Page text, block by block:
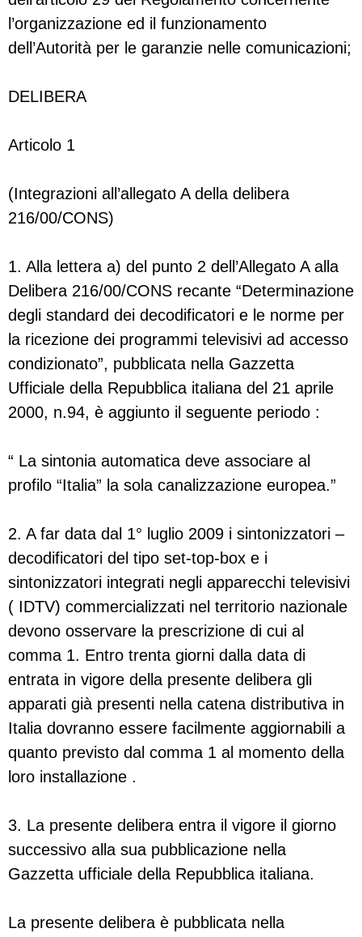
l’organizzazione ed il funzionamento
dell’Autorità per le garanzie nelle comunicazioni;
DELIBERA
Articolo 1
(Integrazioni all’allegato A della delibera
216/00/CONS)
1. Alla lettera a) del punto 2 dell’Allegato A alla
Delibera 216/00/CONS recante “Determinazione
degli standard dei decodificatori e le norme per
la ricezione dei programmi televisivi ad accesso
condizionato”, pubblicata nella Gazzetta
Ufficiale della Repubblica italiana del 21 aprile
2000, n.94, è aggiunto il seguente periodo :
“ La sintonia automatica deve associare al
profilo “Italia” la sola canalizzazione europea.”
2. A far data dal 1° luglio 2009 i sintonizzatori –
decodificatori del tipo set-top-box e i
sintonizzatori integrati negli apparecchi televisivi
( IDTV) commercializzati nel territorio nazionale
devono osservare la prescrizione di cui al
comma 1. Entro trenta giorni dalla data di
entrata in vigore della presente delibera gli
apparati già presenti nella catena distributiva in
Italia dovranno essere facilmente aggiornabili a
quanto previsto dal comma 1 al momento della
loro installazione .
3. La presente delibera entra il vigore il giorno
successivo alla sua pubblicazione nella
Gazzetta ufficiale della Repubblica italiana.
La presente delibera è pubblicata nella